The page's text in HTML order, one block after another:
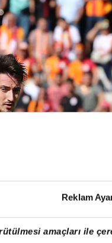
Reklam
amaçları ile